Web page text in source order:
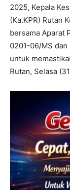
2025, Kepala
(Ka.KPR) Rutan
bersama Aparat
0201-06/MS
untuk
Rutan, Selasa